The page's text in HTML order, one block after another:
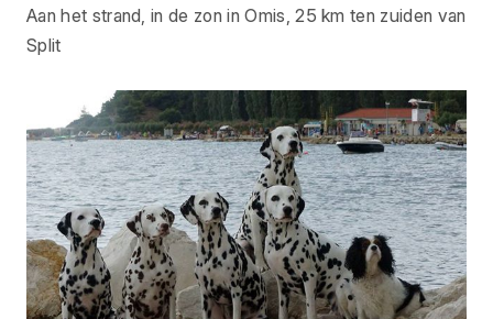
Aan het strand, in de zon in Omis, 25 km ten zuiden van
Split